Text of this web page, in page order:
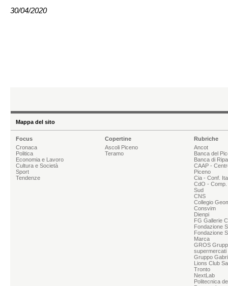
30/04/2020
Mappa del sito
Focus
Cronaca
Politica
Economia e Lavoro
Cultura e Società
Sport
Tendenze
Copertine
Ascoli Piceno
Teramo
Rubriche
Ancot
Banca del
Banca di
CAAP -
Piceno
Cia - Conf.
CdO -
Sud
CNS
Collegio
Consvim
Dienpi
FG Gallerie
Fondazione
Fondazione
Marca
GROS
supermercati
Gruppo
Lions Club
Tronto
NextLab
Politecnica